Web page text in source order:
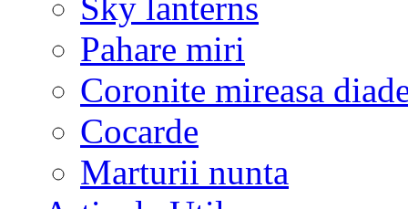
Pahare miri
Coronite mireasa
Cocarde
Marturii nunta